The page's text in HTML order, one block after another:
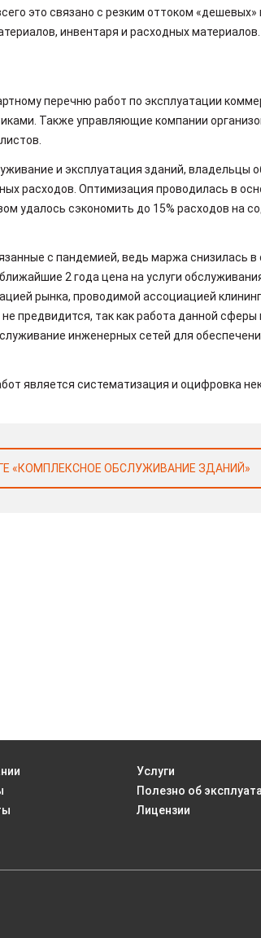
это связано с резким оттоком
инвентаря и расходных материалов.
перечню работ по эксплуатации
Также управляющие компании
и эксплуатация зданий, владельцы
расходов. Оптимизация проводилась в
удалось сэкономить до 15% расходов на
с пандемией, ведь маржа снизилась в
2 года цена на услуги
рынка, проводимой ассоциацией
предвидится, так как работа данной сферы
инженерных сетей для
является систематизация и оцифровка
«КОМПЛЕКСНОЕ ОБСЛУЖИВАНИЕ ЗДАНИЙ»
Услуги
Полезно об
Лицензии